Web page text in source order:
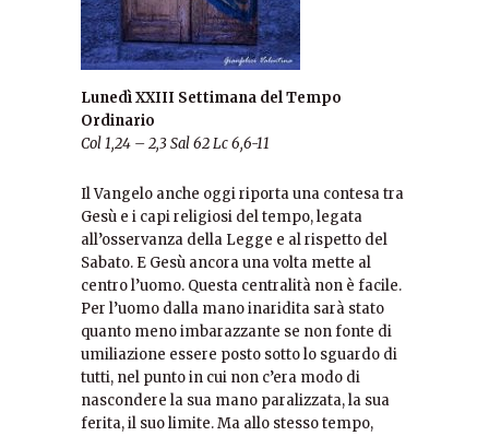
Lunedì XXIII Settimana del Tempo
Ordinario
Col 1,24 – 2,3 Sal 62 Lc 6,6-11
Il Vangelo anche oggi riporta una contesa tra
Gesù e i capi religiosi del tempo, legata
all’osservanza della Legge e al rispetto del
Sabato. E Gesù ancora una volta mette al
centro l’uomo. Questa centralità non è facile.
Per l’uomo dalla mano inaridita sarà stato
quanto meno imbarazzante se non fonte di
umiliazione essere posto sotto lo sguardo di
tutti, nel punto in cui non c’era modo di
nascondere la sua mano paralizzata, la sua
ferita, il suo limite. Ma allo stesso tempo,